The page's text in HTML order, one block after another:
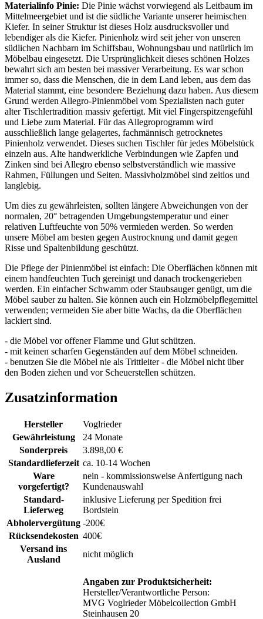
Materialinfo Pinie: Die Pinie wächst vorwiegend als Leitbaum im
Mittelmeergebiet und ist die südliche Variante unserer heimischen
Kiefer. In seiner Struktur ist dieses Holz ausdrucksvoller und
lebendiger als die Kiefer. Pinienholz wird seit jeher von unseren
südlichen Nachbarn im Schiffsbau, Wohnungsbau und natürlich im
Möbelbau eingesetzt. Die Ursprünglichkeit dieses schönen Holzes
bewahrt sich am besten bei massiver Verarbeitung. Es war schon
immer so, dass die Menschen, die in dem Land leben, aus dem das
Material stammt, eine besondere Beziehung dazu haben. Aus diesem
Grund werden Allegro-Pinienmöbel vom Spezialisten nach guter
alter Tischlertradition massiv gefertigt. Mit viel Fingerspitzengefühl
und Liebe zum Material. Für das Allegroprogramm wird
ausschließlich lange gelagertes, fachmännisch getrocknetes
Pinienholz verwendet. Dieses suchen Tischler für jedes Möbelstück
einzeln aus. Alte handwerkliche Verbindungen wie Zapfen und
Zinken sind bei Allegro ebenso selbstverständlich wie massive
Rahmen, Füllungen und Seiten. Massivholzmöbel sind zeitlos und
langlebig.
Um dies zu gewährleisten, sollten längere Abweichungen von der
normalen, 20° betragenden Umgebungstemperatur und einer
relativen Luftfeuchte von 50% vermieden werden. So werden
unsere Möbel am besten gegen Austrocknung und damit gegen
Risse und Spaltenbildung geschützt.
Die Pflege der Pinienmöbel ist einfach: Die Oberflächen können mit
einem handfeuchten Tuch gereinigt und danach trockengerieben
werden. Ein einfacher Schwamm oder Staubsauger genügt, um die
Möbel sauber zu halten. Sie können auch ein Holzmöbelpflegemittel
verwenden; vermeiden Sie aber bitte Wachs, da die Oberflächen
lackiert sind.
- die Möbel vor offener Flamme und Glut schützen.
- mit keinen scharfen Gegenständen auf dem Möbel schneiden.
- benutzen Sie die Möbel nie als Trittleiter - die Möbel nicht über
den Boden ziehen und vor Scheuerstellen schützen.
Zusatzinformation
Hersteller
Voglrieder
Gewährleistung
24 Monate
Sonderpreis
3.898,00 €
Standardlieferzeit ca. 10-14 Wochen
Ware
vorgefertigt?
nein - kommissionsweise Anfertigung nach
Kundenauswahl
Standard-
Lieferweg
inklusive Lieferung per Spedition frei
Bordstein
Abholervergütung -200€
Rücksendekosten 400€
Versand ins
Ausland
nicht möglich
Angaben zur Produktsicherheit:
Hersteller/Verantwortliche Person:
MVG Voglrieder Möbelcollection GmbH
Steinhausen 20